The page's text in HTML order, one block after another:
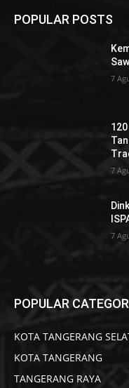
POPULAR POSTS
7
7
7
POPULAR
KOTA TANGERANG
KOTA TANGERANG
TANGERANG RAYA